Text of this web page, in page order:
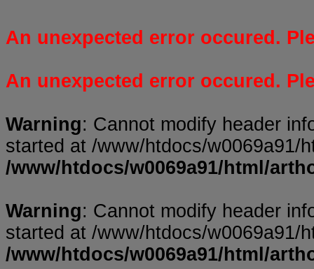
An unexpected error occured.
An unexpected error occured.
Warning: Cannot modify header
started at /www/htdocs/w0069a91/
/www/htdocs/w0069a91/html/
Warning: Cannot modify header
started at /www/htdocs/w0069a91/
/www/htdocs/w0069a91/html/